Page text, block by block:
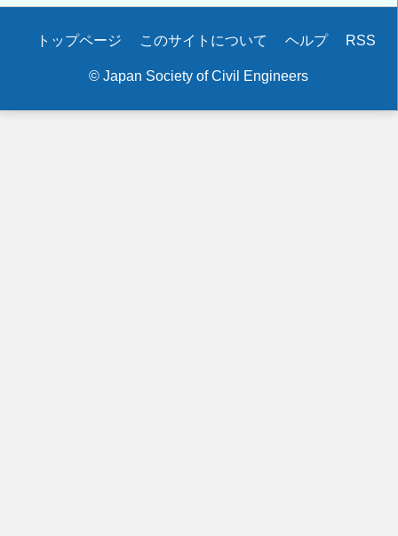
Secondary
トップページ このサイトについて ヘルプ RSS
© Japan Society of Civil Engineers